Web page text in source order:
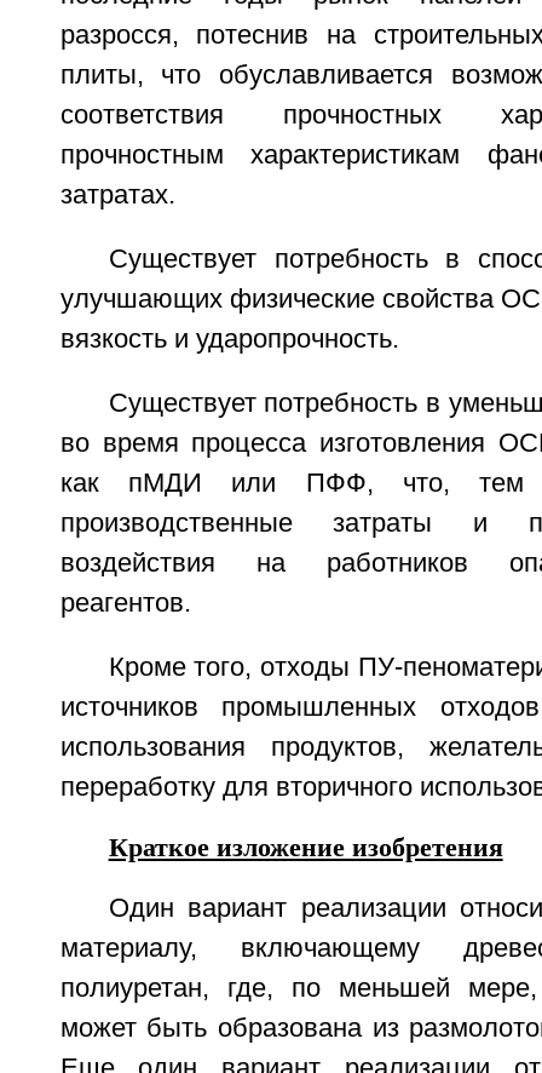
разросся, потеснив на
плиты, что обуславливается
соответствия прочностных
прочностным характеристикам
затратах.
Существует потребность в
улучшающих физические свойства
вязкость и ударопрочность.
Существует потребность в
во время процесса изготовления
как пМДИ или ПФФ, что, тем
производственные затраты и
воздействия на работников
реагентов.
Кроме того, отходы ПУ-
источников промышленных
использования продуктов,
переработку для вторичного
Краткое изложение изобретения
Один вариант реализации
материалу, включающему
полиуретан, где, по меньшей мере,
может быть образована из